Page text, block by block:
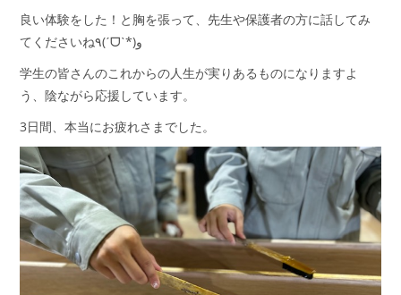
良い体験をした！と胸を張って、先生や保護者の方に話してみ
てくださいね٩(ˊᗜˋ*)و
学生の皆さんのこれからの人生が実りあるものになりますよ
う、陰ながら応援しています。
3日間、本当にお疲れさまでした。